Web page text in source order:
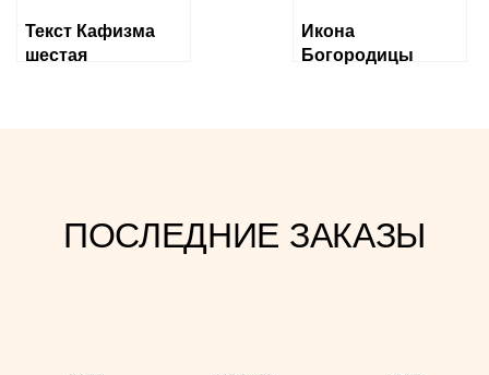
Текст Кафизма
шестая
Икона
Богородицы
ПОСЛЕДНИЕ ЗАКАЗЫ